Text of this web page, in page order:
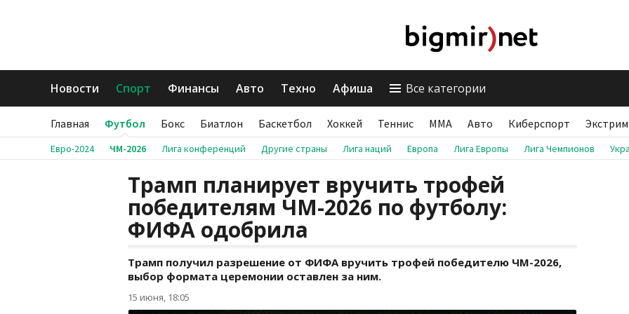
Новости Спорт Финансы Авто Техно Афиша Все категории
Главная Футбол Бокс Биатлон Баскетбол Хоккей Теннис ММА Авто Киберспорт Экстрим
Евро-2024 ЧМ-2026 Лига конференций Другие страны Лига наций Европа Лига Европы Лига Чемпионов
Трамп планирует вручить трофей
победителям ЧМ-2026 по футболу:
ФИФА одобрила
Трамп получил разрешение от ФИФА вручить трофей победителю ЧМ-2026,
выбор формата церемонии оставлен за ним.
15 июня, 18:05